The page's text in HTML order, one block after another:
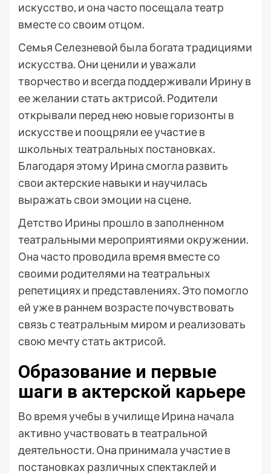
искусство, и она часто посещала театр
вместе со своим отцом.
Семья Селезневой была богата традициями
искусства. Они ценили и уважали
творчество и всегда поддерживали Ирину в
ее желании стать актрисой. Родители
открывали перед нею новые горизонты в
искусстве и поощряли ее участие в
школьных театральных постановках.
Благодаря этому Ирина смогла развить
свои актерские навыки и научилась
выражать свои эмоции на сцене.
Детство Ирины прошло в заполненном
театральными мероприятиями окружении.
Она часто проводила время вместе со
своими родителями на театральных
репетициях и представлениях. Это помогло
ей уже в раннем возрасте почувствовать
связь с театральным миром и реализовать
свою мечту стать актрисой.
Образование и первые
шаги в актерской карьере
Во время учебы в училище Ирина начала
активно участвовать в театральной
деятельности. Она принимала участие в
постановках различных спектаклей и